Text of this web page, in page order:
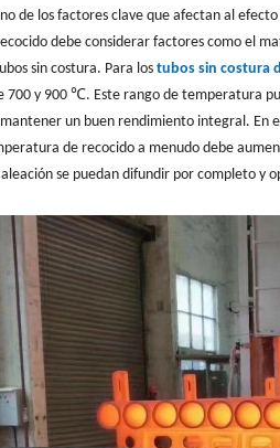
de los factores clave que afectan al
debe considerar factores como el
sin costura. Para lostubos sin costura
700 y 900 ℃. Este rango de temperatura
un buen rendimiento integral. En
de recocido a menudo debe
se puedan difundir por completo